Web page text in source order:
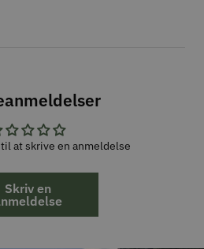
at skrive en anmeldelse
Skriv en